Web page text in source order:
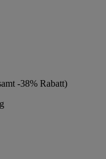
-38% Rabatt)